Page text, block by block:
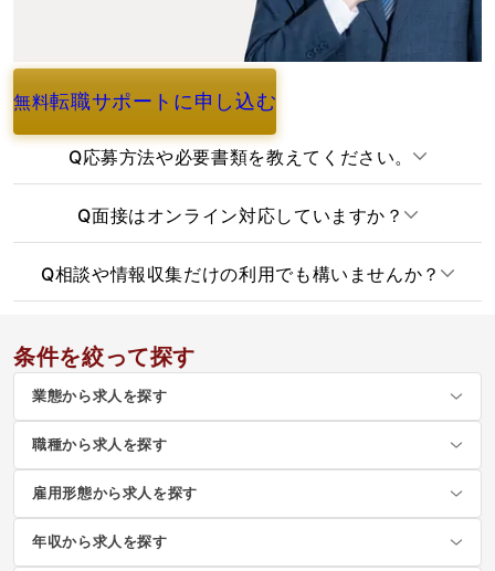
無料転職サポートに申し込む
よくあるご質問
Q応募方法や必要書類を教えてください。
Q面接はオンライン対応していますか？
Q相談や情報収集だけの利用でも構いませんか？
条件を絞って探す
業態から求人を探す
職種から求人を探す
雇用形態から求人を探す
年収から求人を探す